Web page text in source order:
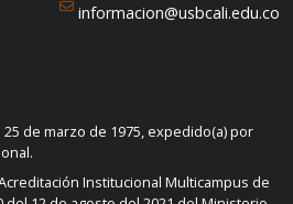
informacion@usbcali.edu.co
de marzo de 1975, expedido(a) por
Institucional Multicampus de